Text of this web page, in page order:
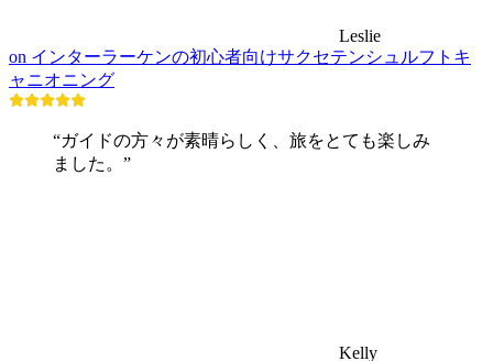
Leslie
on インターラーケンの初心者向けサクセテンシュルフトキ
ャニオニング
“ガイドの方々が素晴らしく、旅をとても楽しみ
ました。”
Kelly